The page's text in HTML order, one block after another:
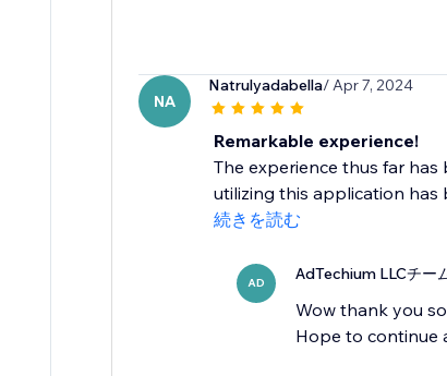
NA
Natrulyadabella/ Apr 7, 2024
Remarkable experience!
The experience thus far
utilizing this application has
続きを読む
AD AdTechium LLCチー
Wow thank you
Hope to continue